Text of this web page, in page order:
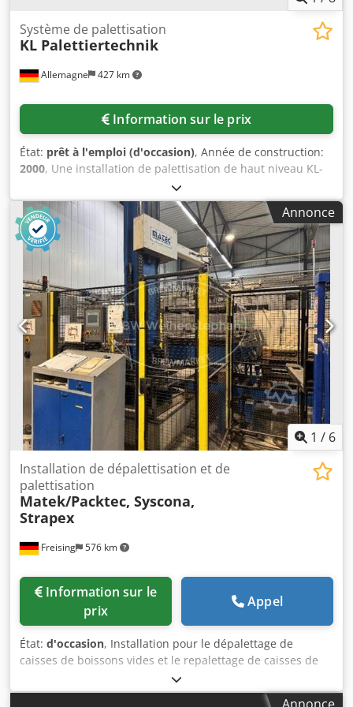
Allemagne 427 km
Système de palettisation
KL Palettiertechnik
Information sur le prix
État: prêt à l'emploi (d'occasion), Année de construction:
2000, Une installation de palettisation de haut niveau KL-
Palettiertechnik est disponible. Produit à palettiser : sacs,
capacité de palettisation : 1800 sacs/heure, plage de tailles
de sacs : 5 à 70 litres, hauteur d’entrée des palettes : 700
mm, hauteur de sortie des palettes : 700 mm, hauteur
d’entrée des sacs : 3300 mm, dimensions maximales de la
couche (L/l) : 1200 mm/1400 mm, hauteur de pile maximale
: 2400 mm, motifs : 3/6/4/5, dimensions maximales de la
palette (L/l) : 800 mm/1200 mm, puissance : 32 kW.
Dimensions de la machine (L/l/H) : environ 9400 mm/4650
mm/3300 mm, poids : environ 4000 kg, IHM : Yaskawa,
modernisation de l’unité de commande : 2019.
L’installation est poussiéreuse en raison de
l’environnement de l’atelier, mais, selon nos informations,
elle est entièrement fonctionnelle. Documentation
disponible. Une visite sur place est possible. Cjdjzlkavspfx
Aitorf
Annonce
1 / 6
Freising 576 km
Installation de dépalettisation et de
palettisation
Matek/Packtec, Syscona,
Strapex
prix
Appel
État: d'occasion, Installation pour le dépalettage de
caisses de boissons vides et le repalettage de caisses de
boissons pleines. Le système est composé des éléments
suivants : - Dépalettiseur (Matek/Packtech, 2001), robot à